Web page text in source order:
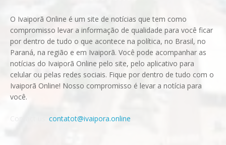
O Ivaiporã Online é um site de notícias que tem como
compromisso levar a informação de qualidade para você ficar
por dentro de tudo o que acontece na política, no Brasil, no
Paraná, na região e em Ivaiporã. Você pode acompanhar as
notícias do Ivaiporã Online pelo site, pelo aplicativo para
celular ou pelas redes sociais. Fique por dentro de tudo com o
Ivaiporã Online! Nosso compromisso é levar a notícia para
você.
contatot@ivaipora.online